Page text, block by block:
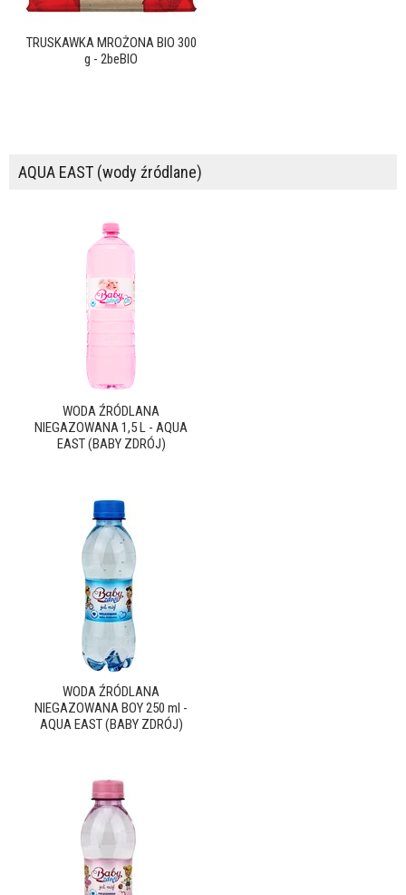
TRUSKAWKA MROŻONA BIO 300
g - 2beBIO
AQUA EAST (wody źródlane)
WODA ŹRÓDLANA
NIEGAZOWANA 1,5 L - AQUA
EAST (BABY ZDRÓJ)
WODA ŹRÓDLANA
NIEGAZOWANA BOY 250 ml -
AQUA EAST (BABY ZDRÓJ)